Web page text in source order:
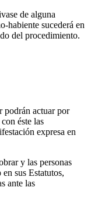
de alguna
habiente sucederá en
del procedimiento.
podrán actuar por
éste las
expresa en
y las personas
sus Estatutos,
ante las